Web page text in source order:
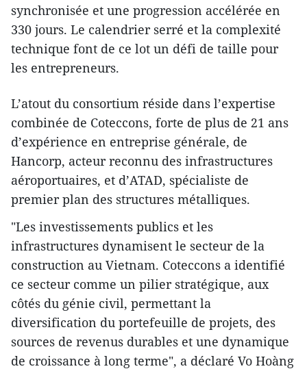
synchronisée et une progression accélérée en
330 jours. Le calendrier serré et la complexité
technique font de ce lot un défi de taille pour
les entrepreneurs.
L’atout du consortium réside dans l’expertise
combinée de Coteccons, forte de plus de 21 ans
d’expérience en entreprise générale, de
Hancorp, acteur reconnu des infrastructures
aéroportuaires, et d’ATAD, spécialiste de
premier plan des structures métalliques.
"Les investissements publics et les
infrastructures dynamisent le secteur de la
construction au Vietnam. Coteccons a identifié
ce secteur comme un pilier stratégique, aux
côtés du génie civil, permettant la
diversification du portefeuille de projets, des
sources de revenus durables et une dynamique
de croissance à long terme", a déclaré Vo Hoàng